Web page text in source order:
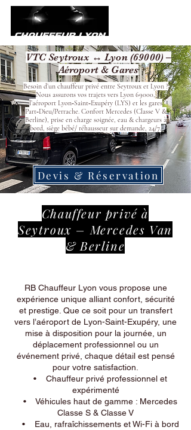
VTC Seytroux ↔ Lyon (69000) –
Aéroport & Gares
Besoin d’un chauffeur privé entre Seytroux et Lyon ?
Nous assurons vos trajets vers Lyon 69000,
l’aéroport Lyon‑Saint‑Exupéry (LYS) et les gares
Part‑Dieu/Perrache. Confort Mercedes (Classe V &
Berline), prise en charge soignée, eau & chargeurs à
bord, siège bébé/ réhausseur sur demande, 24/7.
Devis & Réservation
Chauffeur privé à
Seytroux – Mercedes Van
& Berline
RB Chauffeur Lyon vous propose une
expérience unique alliant confort, sécurité
et prestige. Que ce soit pour un transfert
vers l’aéroport de Lyon-Saint-Exupéry, une
mise à disposition pour la journée, un
déplacement professionnel ou un
événement privé, chaque détail est pensé
pour votre satisfaction.
• Chauffeur privé professionnel et
expérimenté
• Véhicules haut de gamme : Mercedes
Classe S & Classe V
• Eau, rafraîchissements et Wi-Fi à bord